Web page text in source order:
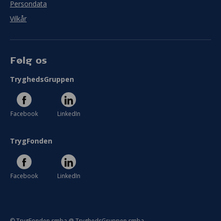
Persondata
Vilkår
Følg os
TryghedsGruppen
Facebook LinkedIn
TrygFonden
Facebook LinkedIn